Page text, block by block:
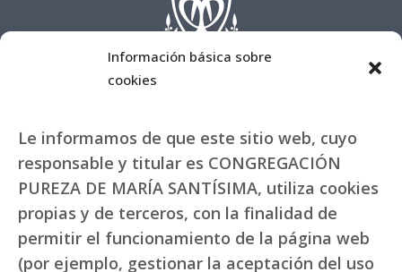
Información básica sobre
cookies
Le informamos de que este sitio web, cuyo
responsable y titular es CONGREGACIÓN
PUREZA DE MARÍA SANTÍSIMA, utiliza cookies
propias y de terceros, con la finalidad de
permitir el funcionamiento de la página web
(por ejemplo, gestionar la aceptación del uso